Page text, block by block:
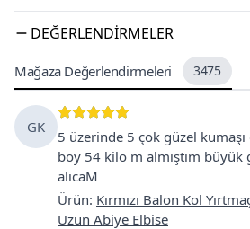
DEĞERLENDIRMELER
Mağaza Değerlendirmeleri 3475
GK
5 üzerinde 5 çok güzel
boy 54 kilo m almıştım büyük
alicaM
Ürün: Kırmızı Balon Kol
Uzun Abiye Elbise